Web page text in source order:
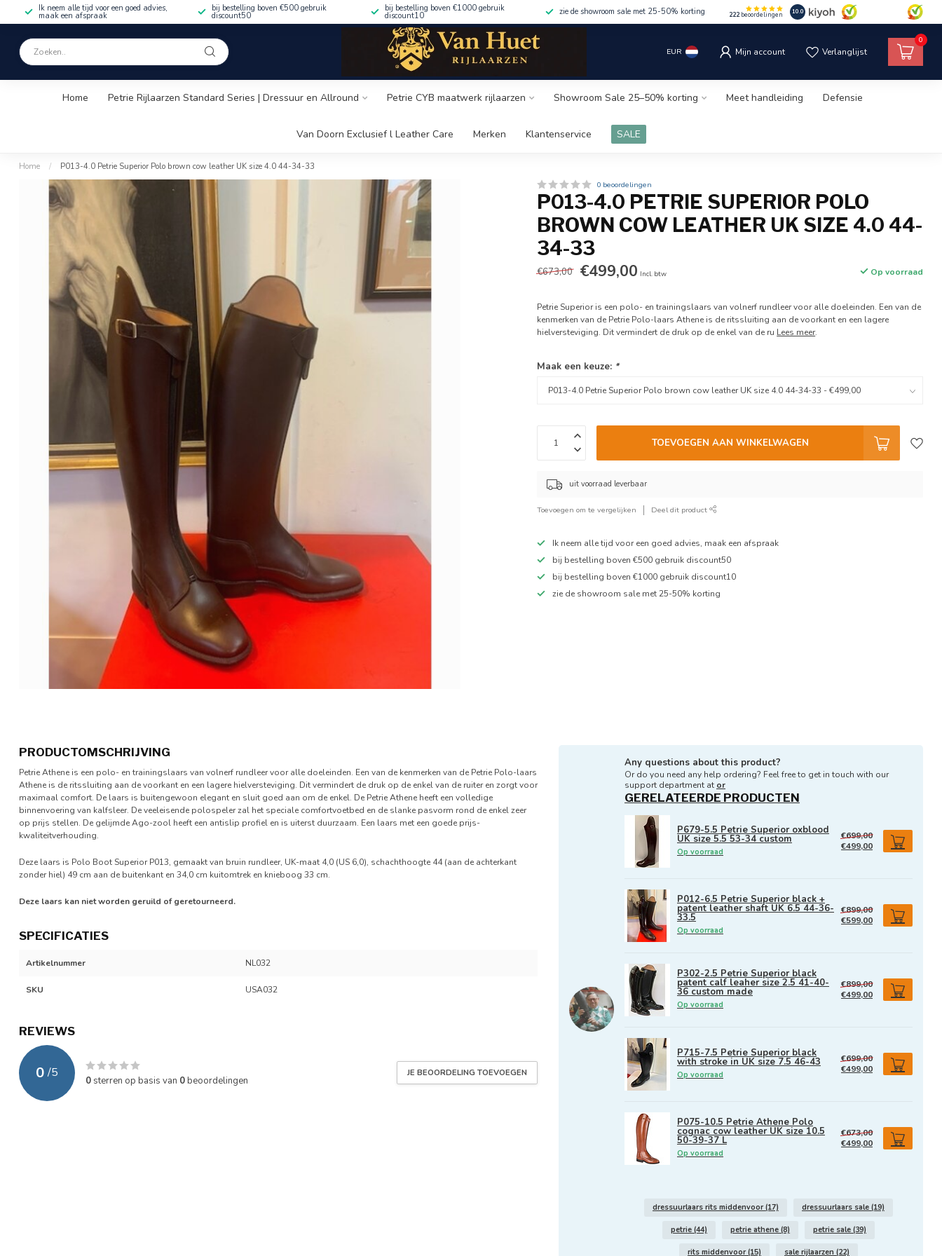
Ik neem alle tijd voor een goed advies,
maak een afspraak
bij bestelling boven €500 gebruik
discount50
bij bestelling boven €1000 gebruik
discount10 zie de showroom sale met 25-50% korting 222beoordelingen 10.0
EUR Mijn account Verlanglijst
0
Home Petrie Rijlaarzen Standard Series | Dressuur en Allround Petrie CYB maatwerk rijlaarzen Showroom Sale 25–50% korting Meet handleiding Defensie
Van Doorn Exclusief l Leather Care Merken Klantenservice SALE
Home / P013-4.0 Petrie Superior Polo brown cow leather UK size 4.0 44-34-33
0 beoordelingen
P013-4.0 PETRIE SUPERIOR POLO
BROWN COW LEATHER UK SIZE 4.0 44-
34-33
€673,00 €499,00 Incl. btw Op voorraad
Petrie Superior is een polo- en trainingslaars van volnerf rundleer voor alle doeleinden. Een van de
kenmerken van de Petrie Polo-laars Athene is de ritssluiting aan de voorkant en een lagere
hielversteviging. Dit vermindert de druk op de enkel van de ru Lees meer.
Maak een keuze: *
TOEVOEGEN AAN WINKELWAGEN
uit voorraad leverbaar
Toevoegen om te vergelijken Deel dit product
Ik neem alle tijd voor een goed advies, maak een afspraak
bij bestelling boven €500 gebruik discount50
bij bestelling boven €1000 gebruik discount10
zie de showroom sale met 25-50% korting
PRODUCTOMSCHRIJVING
Petrie Athene is een polo- en trainingslaars van volnerf rundleer voor alle doeleinden. Een van de kenmerken van de Petrie Polo-laars
Athene is de ritssluiting aan de voorkant en een lagere hielversteviging. Dit vermindert de druk op de enkel van de ruiter en zorgt voor
maximaal comfort. De laars is buitengewoon elegant en sluit goed aan om de enkel. De Petrie Athene heeft een volledige
binnenvoering van kalfsleer. De veeleisende polospeler zal het speciale comfortvoetbed en de slanke pasvorm rond de enkel zeer
op prijs stellen. De gelijmde Ago-zool heeft een antislip profiel en is uiterst duurzaam. Een laars met een goede prijs-
kwaliteitverhouding.
Deze laars is Polo Boot Superior P013, gemaakt van bruin rundleer, UK-maat 4,0 (US 6,0), schachthoogte 44 (aan de achterkant
zonder hiel) 49 cm aan de buitenkant en 34,0 cm kuitomtrek en knieboog 33 cm.
Deze laars kan niet worden geruild of geretourneerd.
SPECIFICATIES
Artikelnummer NL032
SKU USA032
REVIEWS
0 /5
0 sterren op basis van 0beoordelingen
JE BEOORDELING TOEVOEGEN
Any questions about this product?
Or do you need any help ordering? Feel free to get in touch with our
support department at or
GERELATEERDE PRODUCTEN
P679-5.5 Petrie Superior oxblood
UK size 5.5 53-34 custom
Op voorraad
€699,00
€499,00
P012-6.5 Petrie Superior black +
patent leather shaft UK 6.5 44-36-
33.5
Op voorraad
€899,00
€599,00
P302-2.5 Petrie Superior black
patent calf leaher size 2.5 41-40-
36 custom made
Op voorraad
€899,00
€499,00
P715-7.5 Petrie Superior black
with stroke in UK size 7.5 46-43
Op voorraad
€699,00
€499,00
P075-10.5 Petrie Athene Polo
cognac cow leather UK size 10.5
50-39-37 L
Op voorraad
€673,00
€499,00
dressuurlaars rits middenvoor(17) dressuurlaars sale (19)
petrie (44) petrie athene (8) petrie sale (39)
rits middenvoor(15) sale rijlaarzen (22)